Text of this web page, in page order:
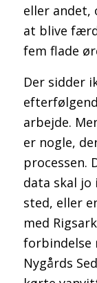
eller andet,
at blive
fem flade
Der sidder
arbejde.
er nogle,
processen.
data skal jo
sted, eller
med
forbindelse
Nygårds